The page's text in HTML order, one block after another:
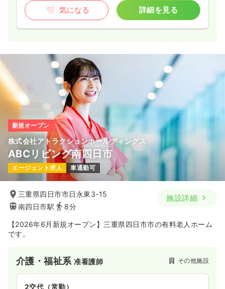
気になる 詳細を見る
新規オープン
株式会社アトラクションホールディングス
ABCリビング南四日市
エージェント求人 車通勤可
三重県四日市市日永東3-15
南四日市駅
8分
施設詳細
【2026年6月新規オープン】三重県四日市市の有料老人ホーム
です。
介護・福祉系准看護師 その他施設
2交代（常勤）